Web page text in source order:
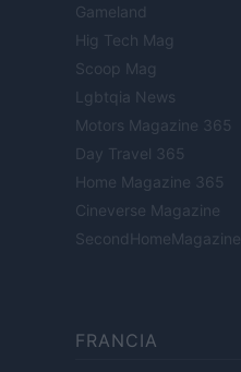
Gameland
Hig Tech Mag
Scoop Mag
Lgbtqia News
Motors Magazine 365
Day Travel 365
Home Magazine 365
Cineverse Magazine
SecondHomeMagazine
FRANCIA